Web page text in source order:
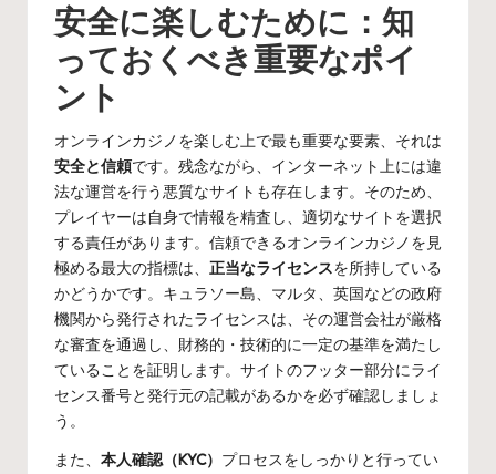
安全に楽しむために：知
っておくべき重要なポイ
ント
オンラインカジノを楽しむ上で最も重要な要素、それは
安全と信頼です。残念ながら、インターネット上には違
法な運営を行う悪質なサイトも存在します。そのため、
プレイヤーは自身で情報を精査し、適切なサイトを選択
する責任があります。信頼できるオンラインカジノを見
極める最大の指標は、 正当なライセンスを所持している
かどうかです。キュラソー島、マルタ、英国などの政府
機関から発行されたライセンスは、その運営会社が厳格
な審査を通過し、財務的・技術的に一定の基準を満たし
ていることを証明します。サイトのフッター部分にライ
センス番号と発行元の記載があるかを必ず確認しましょ
う。
また、 本人確認（KYC） プロセスをしっかりと行ってい